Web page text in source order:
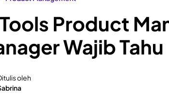
Tools Product
Wajib Tahu
oleh